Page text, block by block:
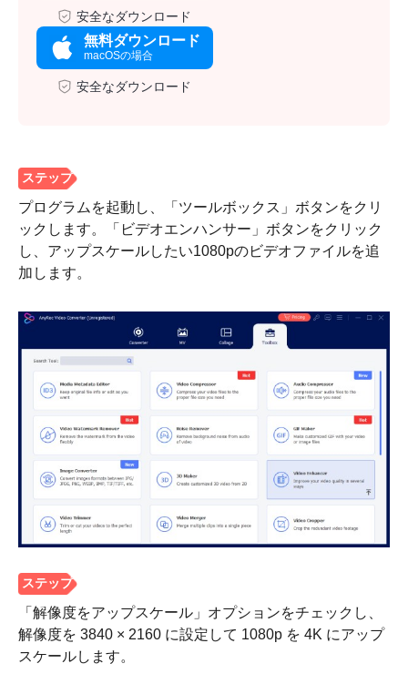
安全なダウンロード
無料ダウンロード
macOSの場合
安全なダウンロード
ステップ
プログラムを起動し、「ツールボックス」ボタンをクリ
ックします。「ビデオエンハンサー」ボタンをクリック
し、アップスケールしたい1080pのビデオファイルを追
加します。
「解像度をアップスケール」オプションをチェックし、
解像度を 3840 × 2160 に設定して 1080p を 4K にアップ
スケールします。